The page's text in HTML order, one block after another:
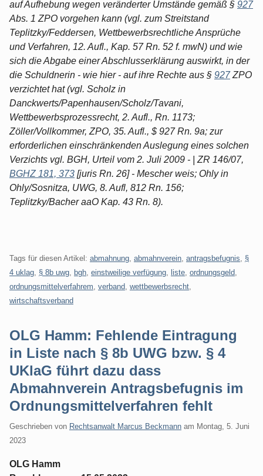
auf Aufhebung wegen veränderter Umstände gemäß § 927
Abs. 1 ZPO vorgehen kann (vgl. zum Streitstand
Teplitzky/Feddersen, Wettbewerbsrechtliche Ansprüche
und Verfahren, 12. Aufl., Kap. 57 Rn. 52 f. mwN) und wie
sich die Abgabe einer Abschlusserklärung auswirkt, in der
die Schuldnerin - wie hier - auf ihre Rechte aus § 927ZPO
verzichtet hat (vgl. Scholz in
Danckwerts/Papenhausen/Scholz/Tavani,
Wettbewerbsprozessrecht, 2. Aufl., Rn. 1173;
Zöller/Vollkommer, ZPO, 35. Aufl., $ 927 Rn. 9a; zur
erforderlichen einschränkenden Auslegung eines solchen
Verzichts vgl. BGH, Urteil vom 2. Juli 2009 - | ZR 146/07,
BGHZ 181, 373 [juris Rn. 26] - Mescher weis; Ohly in
Ohly/Sosnitza, UWG, 8. Aufl, 812 Rn. 156;
Teplitzky/Bacher aaO Kap. 43 Rn. 8).
Tags für diesen Artikel: abmahnung abmahnverein antragsbefugnis
§
4 uklag § 8b uwg bgh einstweilige verfügung liste ordnungsgeld
ordnungsmittelverfahrem verband wettbewerbsrecht
wirtschaftsverband
OLG Hamm: Fehlende Eintragung
in Liste nach § 8b UWG bzw. § 4
UKlaG führt dazu dass
Abmahnverein Antragsbefugnis im
Ordnungsmittelverfahren fehlt
Geschrieben von Rechtsanwalt Marcus Beckmann am Montag, 5. Juni
2023
OLG Hamm